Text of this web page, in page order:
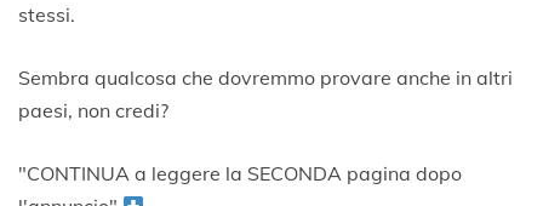
stessi.
Sembra qualcosa che dovremmo provare anche in altri
paesi, non credi?
"CONTINUA a leggere la SECONDA pagina dopo